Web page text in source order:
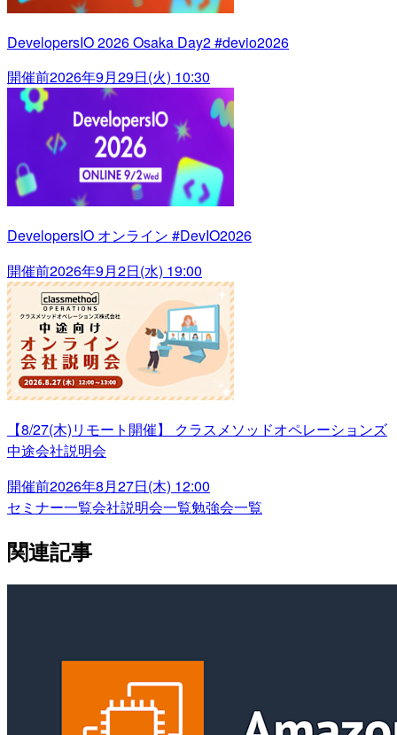
DevelopersIO 2026 Osaka Day2 #devio2026
開催前2026年9月29日(火) 10:30
DevelopersIO オンライン #DevIO2026
開催前2026年9月2日(水) 19:00
【8/27(木)リモート開催】 クラスメソッドオペレーションズ
中途会社説明会
開催前2026年8月27日(木) 12:00
セミナー一覧会社説明会一覧勉強会一覧
関連記事